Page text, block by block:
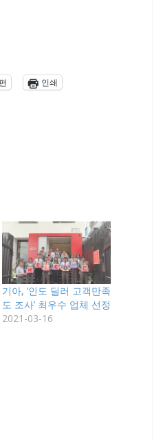
인쇄
기아, ‘인도 딜러 고객만족
도 조사’ 최우수 업체 선정
2021-03-16